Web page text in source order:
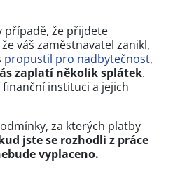
případě, že přijdete
váš zaměstnavatel zanikl,
propustil pro nadbytečnost,
zaplatí několik splátek.
instituci a jejich
za kterých platby
jste se rozhodli z práce
vyplaceno.